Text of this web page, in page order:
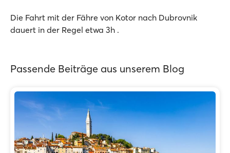
Die Fahrt mit der Fähre von Kotor nach Dubrovnik
dauert in der Regel etwa 3h .
Passende Beiträge aus unserem Blog